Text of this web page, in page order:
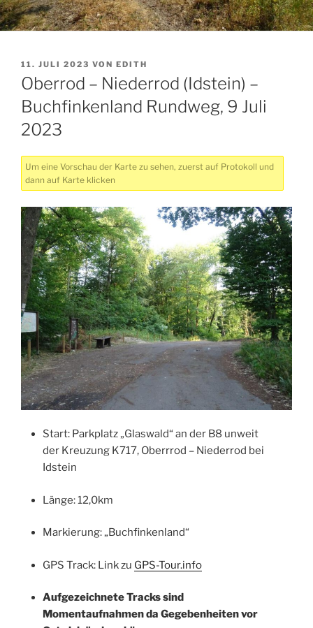
VERÖFFENTLICHT
AM
11. JULI 2023 VON EDITH
Oberrod – Niederrod (Idstein) –
Buchfinkenland Rundweg, 9 Juli
2023
Um eine Vorschau der Karte zu sehen, zuerst auf Protokoll und
dann auf Karte klicken
Start: Parkplatz „Glaswald“ an der B8 unweit
der Kreuzung K717, Oberrrod – Niederrod bei
Idstein
Länge: 12,0km
Markierung: „Buchfinkenland“
GPS Track: Link zu GPS-Tour.info
Aufgezeichnete Tracks sind
Momentaufnahmen da Gegebenheiten vor